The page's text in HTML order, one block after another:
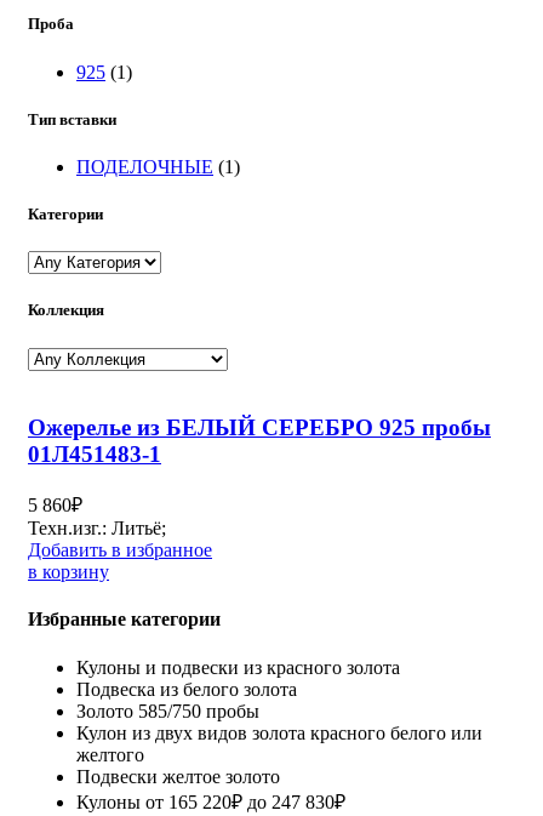
Проба
925 (1)
Тип вставки
ПОДЕЛОЧНЫЕ (1)
Категории
Коллекция
Ожерелье из БЕЛЫЙ СЕРЕБРО 925 пробы
01Л451483-1
5 860₽
Техн.изг.: Литьё;
Добавить в избранное
в корзину
Избранные категории
Кулоны и подвески из красного золота
Подвеска из белого золота
Золото 585/750 пробы
Кулон из двух видов золота красного белого или
желтого
Подвески желтое золото
Кулоны от 165 220₽ до 247 830₽